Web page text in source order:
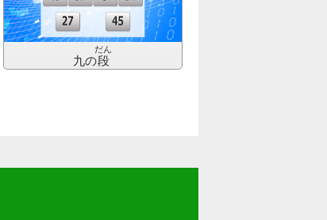
九の段
だん